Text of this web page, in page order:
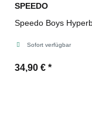
SPEEDO
Speedo Boys
Sofort verfügbar
34,90 € *